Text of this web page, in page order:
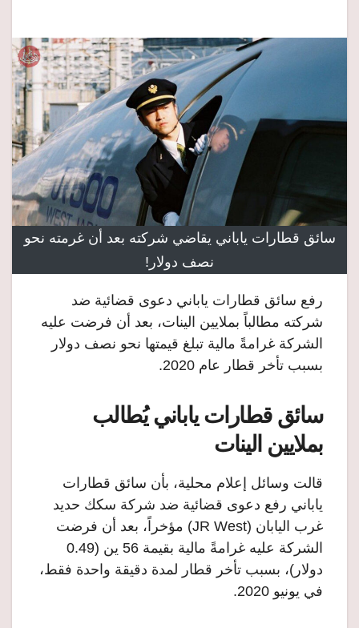
سائق قطارات ياباني يقاضي شركته بعد أن غرمته نحو
نصف دولار!
رفع سائق قطارات ياباني دعوى قضائية ضد
شركته مطالباً بملايين الينات، بعد أن فرضت عليه
الشركة غرامةً مالية تبلغ قيمتها نحو نصف دولار
بسبب تأخر قطار عام 2020.
سائق قطارات ياباني يُطالب
بملايين الينات
قالت وسائل إعلام محلية، بأن سائق قطارات
ياباني رفع دعوى قضائية ضد شركة سكك حديد
غرب اليابان (JR West) مؤخراً، بعد أن فرضت
الشركة عليه غرامةً مالية بقيمة 56 ين (0.49
دولار)، بسبب تأخر قطار لمدة دقيقة واحدة فقط،
في يونيو 2020.